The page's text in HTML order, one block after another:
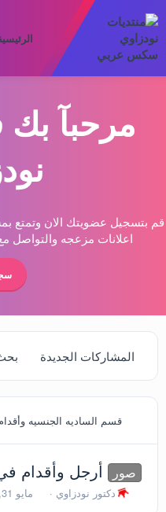
مرحبآ
قم بتسجيل عضويتك الان وتمتع
اعلانات مزعجه والتواصل
المشاركات الجديدة
قسم الساديه الجنسيه
صور أرجل وأقدام في
ب
دكتور نودزاوي
تمايو 31, 2023